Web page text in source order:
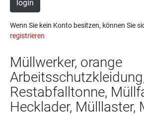
login
Wenn Sie kein Konto besitzen, können Sie
registrieren
Müllwerker, orange
Restabfalltonne,
Hecklader, Mülllaster,